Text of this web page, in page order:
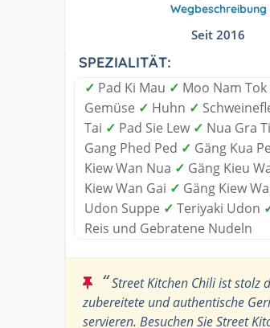
Wegbeschreibung
Seit 2016
SPEZIALITÄT:
✓ Pad Ki Mau ✓ Moo Nam Tok
Gemüse ✓ Huhn ✓
Tai ✓ Pad Sie Lew ✓ Nua Gra
Gang Phed Ped ✓ Gäng Kua
Kiew Wan Nua ✓ Gäng Kieu
Kiew Wan Gai ✓ Gäng Kiew
Udon Suppe ✓ Teriyaki Udon
Reis und Gebratene Nudeln
“Street Kitchen Chili ist stolz
zubereitete und authentische
servieren. Besuchen Sie Street